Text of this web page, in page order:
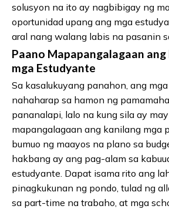
solusyon na ito ay nagbibigay ng
oportunidad upang ang mga
aral nang walang labis na pasanin
Paano Mapapangalagaan
mga Estudyante
Sa kasalukuyang panahon, ang
nahaharap sa hamon ng
pananalapi, lalo na kung sila ay
mapangalagaan ang kanilang mga
bumuo ng maayos na plano sa
hakbang ay ang pag-alam sa
estudyante. Dapat isama rito ang
pinagkukunan ng pondo, tulad ng
sa part-time na trabaho, at mga